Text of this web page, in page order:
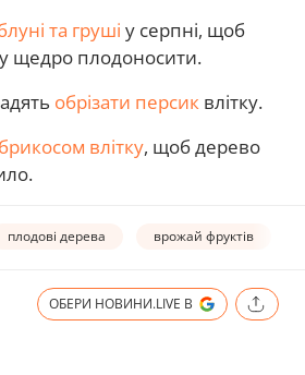
та груші у серпні, щоб
щедро плодоносити.
обрізати персик влітку.
влітку, щоб дерево
плодові дерева врожай фруктів
ОБЕРИ НОВИНИ.LIVE В